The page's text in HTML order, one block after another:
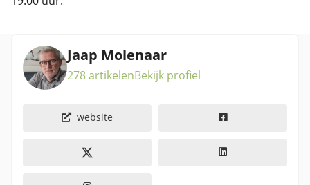
Jaap Molenaar
278 artikelenBekijk profiel
website